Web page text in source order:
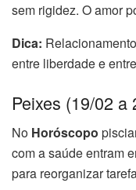
sem rigidez. O amor
Dica:
entre liberdade e
Peixes (19/02 a
No Horóscopo
com a saúde entram
para reorganizar